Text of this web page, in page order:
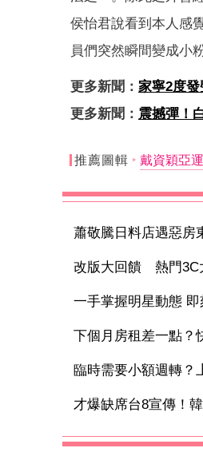
侯怡君說看到本人感
員們突然瞬間變成小
更多新聞： 家寧2度
更多新聞： 震撼彈！
推薦圖輯 戴資穎亞
蕭敬騰日料店遇惡房
改版大回饋 熱門3C
一手掌握明星動態
下個月房租差一點？
臨時需要小額週轉？
才爆缺席台8宣傳！